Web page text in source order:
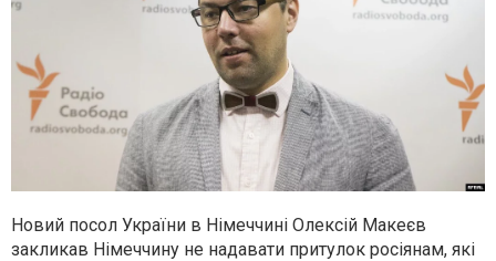
Новий посол України в Німеччині Олексій Макеєв
закликав Німеччину не надавати притулок росіянам, які